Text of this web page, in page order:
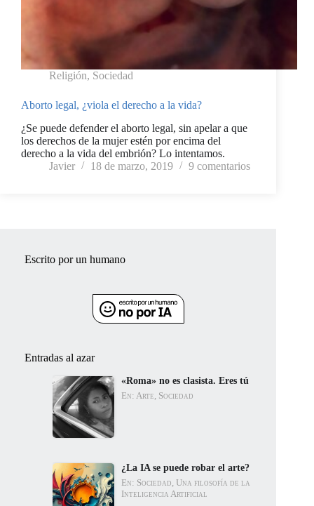
Religión, Sociedad
Aborto legal, ¿viola el derecho a la vida?
¿Se puede defender el aborto legal, sin apelar a que
los derechos de la mujer estén por encima del
derecho a la vida del embrión? Lo intentamos.
Javier
18 de marzo, 2019 9 comentarios
Escrito por un humano
Entradas al azar
«Roma» no es clasista. Eres tú
En: Arte, Sociedad
¿La IA se puede robar el arte?
En: Sociedad, Una filosofía de la
Inteligencia Artificial